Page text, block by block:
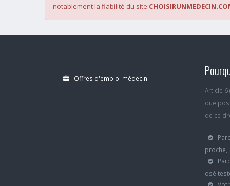
notablement la fiabilité du site
Offres d'emploi médecin
Article
que
de ce
proche,
osé